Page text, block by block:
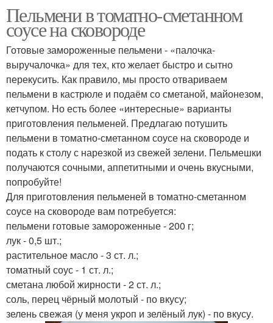
Пельмени в томатно-сметанном
соусе на сковороде
Готовые замороженные пельмени - «палочка-
выручалочка» для тех, кто желает быстро и сытно
перекусить. Как правило, мы просто отвариваем
пельмени в кастрюле и подаём со сметаной, майонезом,
кетчупом. Но есть более «интересные» варианты
приготовления пельменей. Предлагаю потушить
пельмени в томатно-сметанном соусе на сковороде и
подать к столу с нарезкой из свежей зелени. Пельмешки
получаются сочными, аппетитными и очень вкусными,
попробуйте!
Для приготовления пельменей в томатно-сметанном
соусе на сковороде вам потребуется:
пельмени готовые замороженные - 200 г;
лук - 0,5 шт.;
растительное масло - 3 ст. л.;
томатный соус - 1 ст. л.;
сметана любой жирности - 2 ст. л.;
соль, перец чёрный молотый - по вкусу;
зелень свежая (у меня укроп и зелёный лук) - по вкусу.